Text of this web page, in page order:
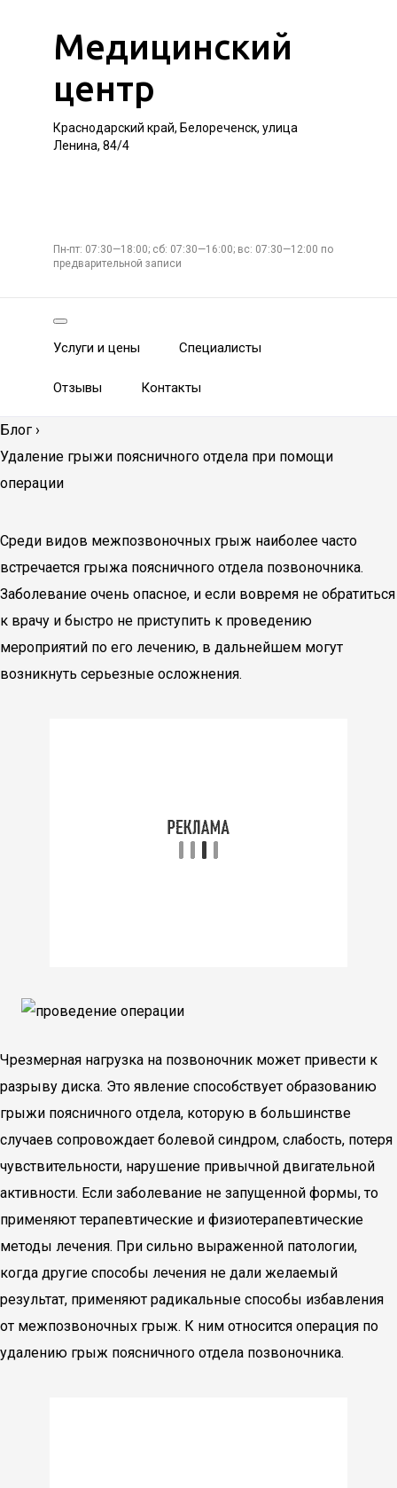
Медицинский
центр
Краснодарский край, Белореченск, улица
Ленина, 84/4
Пн-пт: 07:30—18:00; сб: 07:30—16:00; вс: 07:30—12:00 по
предварительной записи
Услуги и цены Специалисты
Отзывы Контакты
Блог ›
Удаление грыжи поясничного отдела при помощи
операции
Среди видов межпозвоночных грыж наиболее часто
встречается грыжа поясничного отдела позвоночника.
Заболевание очень опасное, и если вовремя не обратиться
к врачу и быстро не приступить к проведению
мероприятий по его лечению, в дальнейшем могут
возникнуть серьезные осложнения.
Чрезмерная нагрузка на позвоночник может привести к
разрыву диска. Это явление способствует образованию
грыжи поясничного отдела, которую в большинстве
случаев сопровождает болевой синдром, слабость, потеря
чувствительности, нарушение привычной двигательной
активности. Если заболевание не запущенной формы, то
применяют терапевтические и физиотерапевтические
методы лечения. При сильно выраженной патологии,
когда другие способы лечения не дали желаемый
результат, применяют радикальные способы избавления
от межпозвоночных грыж. К ним относится операция по
удалению грыж поясничного отдела позвоночника.